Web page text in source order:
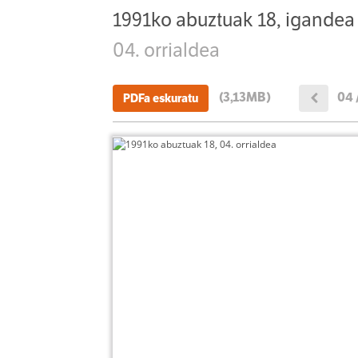
1991ko abuztuak 18, igandea
04. orrialdea
PDFa eskuratu (3,13MB) 04